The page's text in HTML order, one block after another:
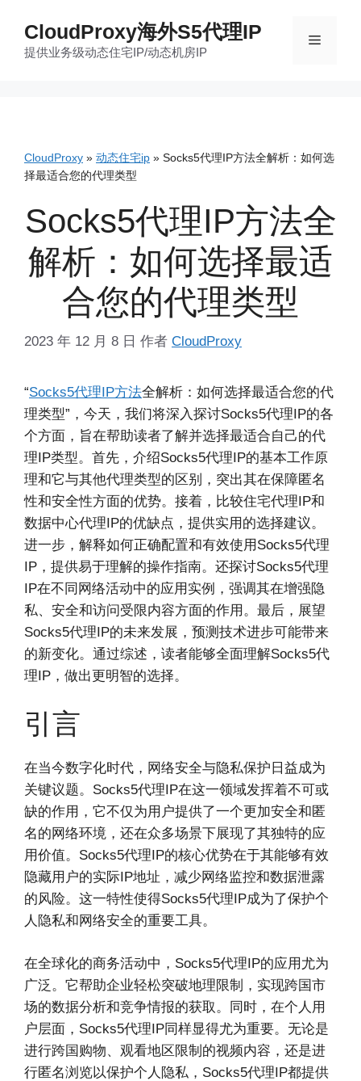
CloudProxy海外S5代理IP
提供业务级动态住宅IP/动态机房IP
菜
CloudProxy » 动态住宅ip » Socks5代理IP方法全解析：如何选
择最适合您的代理类型
Socks5代理IP方法全
解析：如何选择最适
合您的代理类型
2023 年 12 月 8 日 作者 CloudProxy
“Socks5代理IP方法全解析：如何选择最适合您的代
理类型”，今天，我们将深入探讨Socks5代理IP的各
个方面，旨在帮助读者了解并选择最适合自己的代
理IP类型。首先，介绍Socks5代理IP的基本工作原
理和它与其他代理类型的区别，突出其在保障匿名
性和安全性方面的优势。接着，比较住宅代理IP和
数据中心代理IP的优缺点，提供实用的选择建议。
进一步，解释如何正确配置和有效使用Socks5代理
IP，提供易于理解的操作指南。还探讨Socks5代理
IP在不同网络活动中的应用实例，强调其在增强隐
私、安全和访问受限内容方面的作用。最后，展望
Socks5代理IP的未来发展，预测技术进步可能带来
的新变化。通过综述，读者能够全面理解Socks5代
理IP，做出更明智的选择。
引言
在当今数字化时代，网络安全与隐私保护日益成为
关键议题。Socks5代理IP在这一领域发挥着不可或
缺的作用，它不仅为用户提供了一个更加安全和匿
名的网络环境，还在众多场景下展现了其独特的应
用价值。Socks5代理IP的核心优势在于其能够有效
隐藏用户的实际IP地址，减少网络监控和数据泄露
的风险。这一特性使得Socks5代理IP成为了保护个
人隐私和网络安全的重要工具。
在全球化的商务活动中，Socks5代理IP的应用尤为
广泛。它帮助企业轻松突破地理限制，实现跨国市
场的数据分析和竞争情报的获取。同时，在个人用
户层面，Socks5代理IP同样显得尤为重要。无论是
进行跨国购物、观看地区限制的视频内容，还是进
行匿名浏览以保护个人隐私，Socks5代理IP都提供